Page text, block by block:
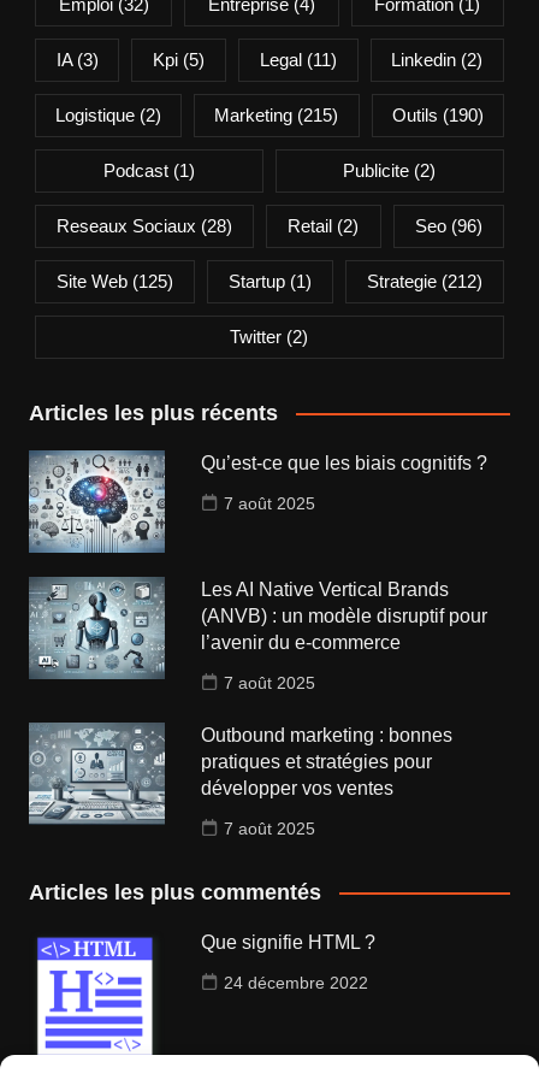
IA(3) Kpi (5) Legal(11) Linkedin (2)
Logistique (2) Marketing (215) Outils (190)
Podcast(1) Publicite (2)
Reseaux Sociaux (28) Retail (2) Seo(96)
Site Web(125) Startup (1) Strategie (212)
Twitter (2)
Articles les plus récents
Qu’est-ce que les biais cognitifs ?
7 août 2025
Les AI Native Vertical Brands
(ANVB) : un modèle disruptif pour
l’avenir du e-commerce
7 août 2025
Outbound marketing : bonnes
pratiques et stratégies pour
développer vos ventes
7 août 2025
Articles les plus commentés
Que signifie HTML ?
24 décembre 2022